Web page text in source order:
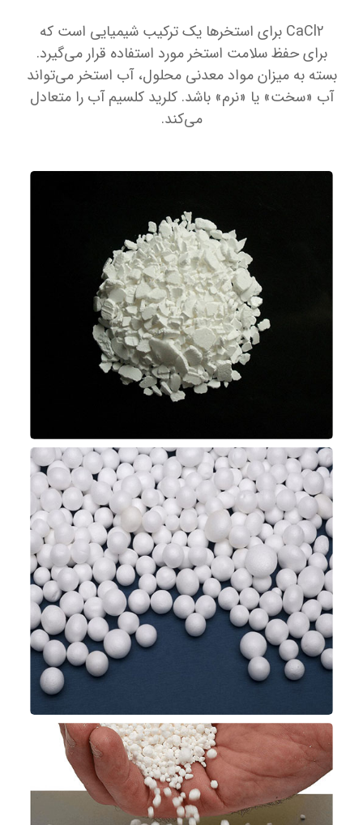
CaCl2 برای استخرها یک ترکیب شیمیایی است که
برای حفظ سلامت استخر مورد استفاده قرار می‌گیرد.
بسته به میزان مواد معدنی محلول، آب استخر می‌تواند
آب «سخت» یا «نرم» باشد. کلرید کلسیم آب را متعادل
می‌کند.